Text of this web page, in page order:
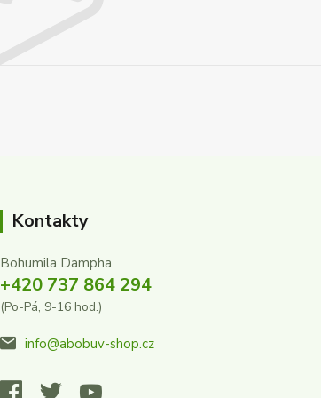
Kontakty
Bohumila Dampha
+420 737 864 294
(Po-Pá, 9-16 hod.)
info@abobuv-shop.cz